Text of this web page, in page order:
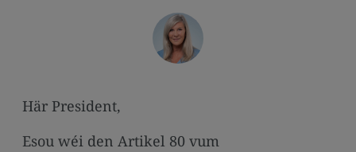
media
links
Här President,
Esou wéi den Artikel 80 vum